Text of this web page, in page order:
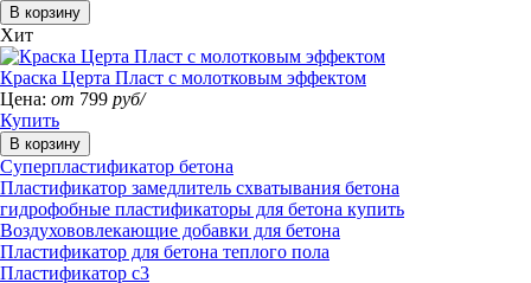
Хит
Краска Церта Пласт с молотковым эффектом
Цена: от 799 руб/
Купить
Суперпластификатор бетона
Пластификатор замедлитель схватывания бетона
гидрофобные пластификаторы для бетона купить
Воздухововлекающие добавки для бетона
Пластификатор для бетона теплого пола
Пластификатор с3